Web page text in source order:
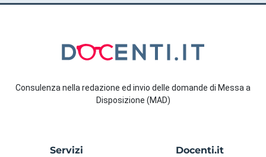
Consulenza nella redazione ed invio delle domande di Messa a
Disposizione (MAD)
Servizi Docenti.it